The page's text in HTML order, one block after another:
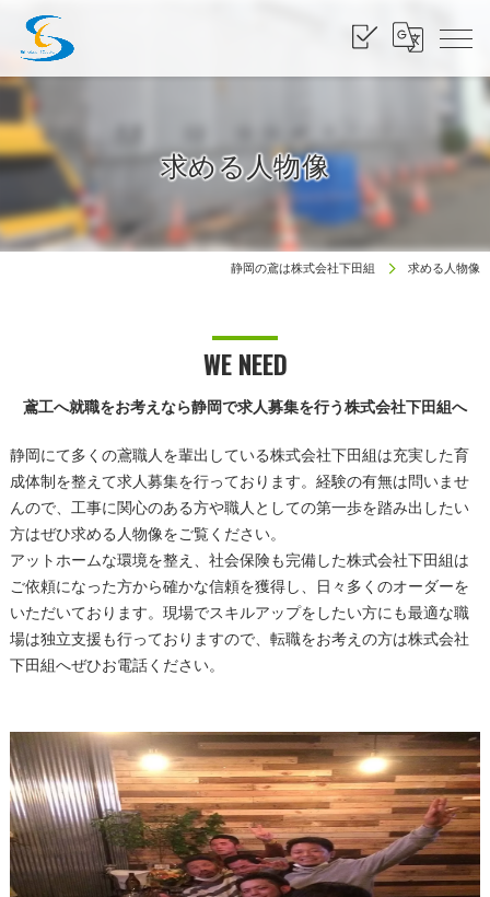
求める人物像
静岡の鳶は株式会社下田組 求める人物像
鳶工へ就職をお考えなら静岡で求人募集を行う株式会社下田組へ
WE NEED
静岡にて多くの鳶職人を輩出している株式会社下田組は充実した育
成体制を整えて求人募集を行っております。経験の有無は問いませ
んので、工事に関心のある方や職人としての第一歩を踏み出したい
方はぜひ求める人物像をご覧ください。
アットホームな環境を整え、社会保険も完備した株式会社下田組は
ご依頼になった方から確かな信頼を獲得し、日々多くのオーダーを
いただいております。現場でスキルアップをしたい方にも最適な職
場は独立支援も行っておりますので、転職をお考えの方は株式会社
下田組へぜひお電話ください。